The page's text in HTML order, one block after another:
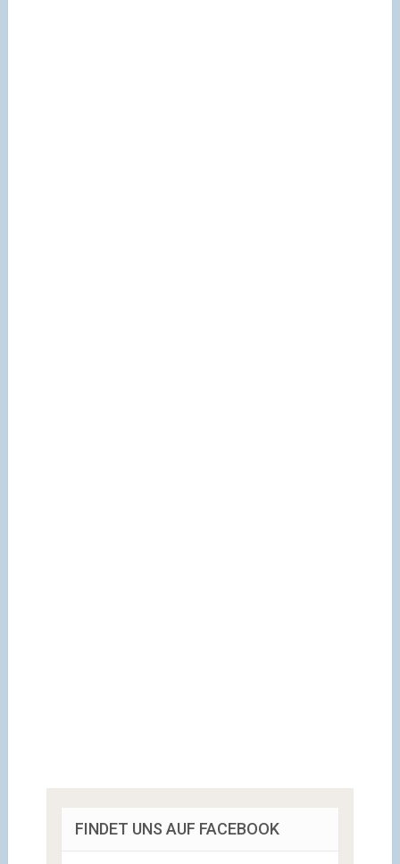
FINDET UNS AUF FACEBOOK